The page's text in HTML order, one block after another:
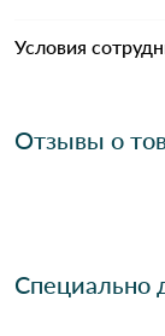
Условия
Отзывы о
Специально